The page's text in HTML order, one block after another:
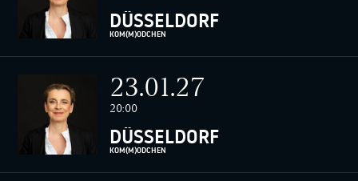
DÜSSELDORF
KOM(M)ÖDCHEN
23.01.27
20:00
DÜSSELDORF
KOM(M)ÖDCHEN